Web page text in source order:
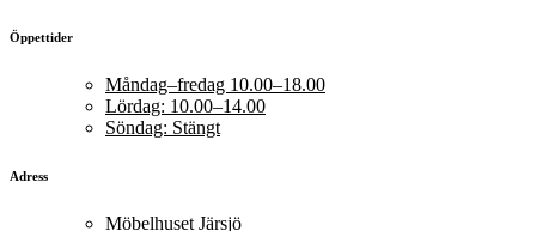
Öppettider
Måndag–fredag 10.00–18.00
Lördag: 10.00–14.00
Söndag: Stängt
Adress
Möbelhuset Järsjö